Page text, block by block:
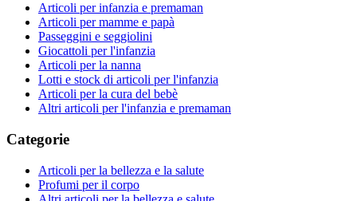
Articoli per infanzia e premaman
Articoli per mamme e papà
Passeggini e seggiolini
Giocattoli per l'infanzia
Articoli per la nanna
Lotti e stock di articoli per l'infanzia
Articoli per la cura del bebè
Altri articoli per l'infanzia e premaman
Categorie
Articoli per la bellezza e la salute
Profumi per il corpo